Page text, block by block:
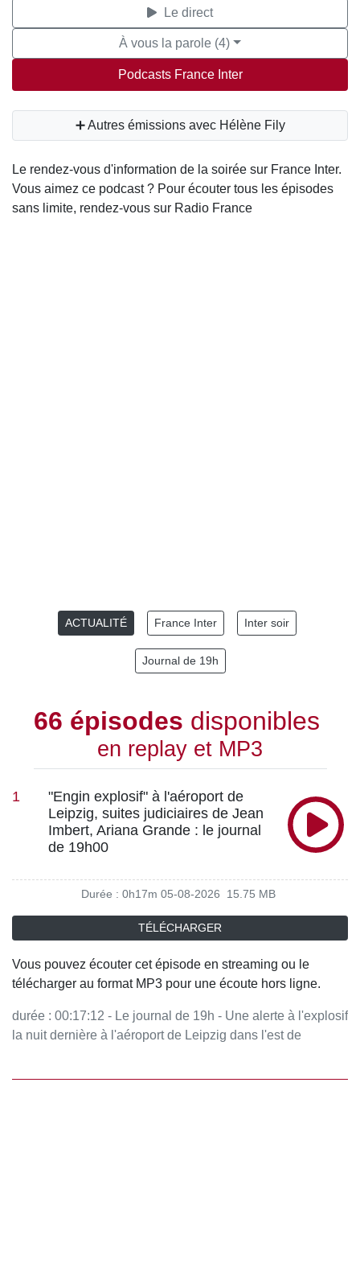
Le direct
À vous la parole (4)
Podcasts France Inter
➕ Autres émissions avec Hélène Fily
Le rendez-vous d'information de la soirée sur France Inter.
Vous aimez ce podcast ? Pour écouter tous les épisodes
sans limite, rendez-vous sur Radio France
ACTUALITÉ France Inter Inter soir
Journal de 19h
66 épisodes disponibles
en replay et MP3
1
"Engin explosif" à l'aéroport de
Leipzig, suites judiciaires de Jean
Imbert, Ariana Grande : le journal
de 19h00
Durée : 0h17m 05-08-2026 15.75 MB
TÉLÉCHARGER
Vous pouvez écouter cet épisode en streaming ou le
télécharger au format MP3 pour une écoute hors ligne.
durée : 00:17:12 - Le journal de 19h - Une alerte à l'explosif
la nuit dernière à l'aéroport de Leipzig dans l'est de